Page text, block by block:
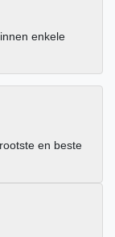
enkele
en beste